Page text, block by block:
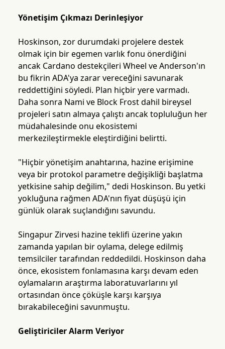
Yönetişim Çıkmazı Derinleşiyor
Hoskinson, zor durumdaki projelere destek
olmak için bir egemen varlık fonu önerdiğini
ancak Cardano destekçileri Wheel ve Anderson'ın
bu fikrin ADA'ya zarar vereceğini savunarak
reddettiğini söyledi. Plan hiçbir yere varmadı.
Daha sonra Nami ve Block Frost dahil bireysel
projeleri satın almaya çalıştı ancak topluluğun her
müdahalesinde onu ekosistemi
merkezileştirmekle eleştirdiğini belirtti.
"Hiçbir yönetişim anahtarına, hazine erişimine
veya bir protokol parametre değişikliği başlatma
yetkisine sahip değilim," dedi Hoskinson. Bu yetki
yokluğuna rağmen ADA'nın fiyat düşüşü için
günlük olarak suçlandığını savundu.
Singapur Zirvesi hazine teklifi üzerine yakın
zamanda yapılan bir oylama, delege edilmiş
temsilciler tarafından reddedildi. Hoskinson daha
önce, ekosistem fonlamasına karşı devam eden
oylamaların araştırma laboratuvarlarını yıl
ortasından önce çöküşle karşı karşıya
bırakabileceğini savunmuştu.
Geliştiriciler Alarm Veriyor